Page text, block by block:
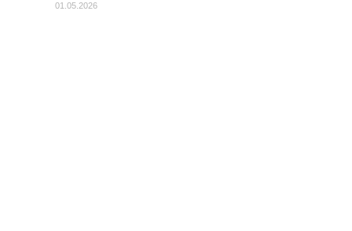
01.05.2026